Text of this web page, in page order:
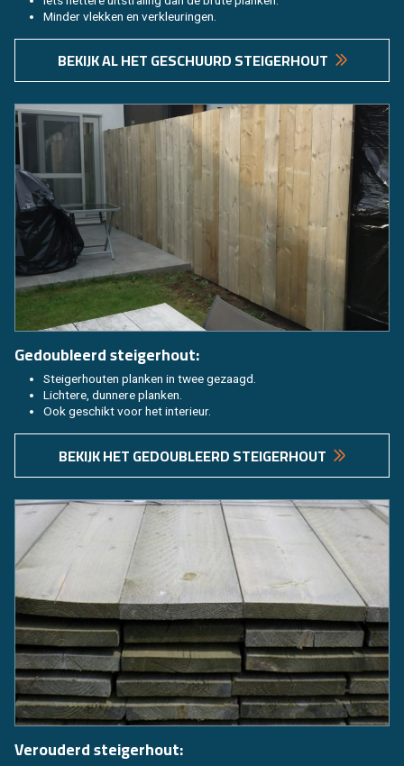
Min­der vlek­ken en ver­kleu­rin­gen.
BE­KIJK AL HET GE­SCHUURD STEI­GER­HOUT
Ge­dou­bleerd stei­ger­hout:
Stei­ger­hou­ten plan­ken in twee ge­zaagd.
Lich­te­re, dun­ne­re plan­ken.
Ook ge­schikt voor het in­te­ri­eur.
BE­KIJK HET GE­DOU­BLEERD STEI­GER­HOUT
Ver­ou­derd stei­ger­hout: